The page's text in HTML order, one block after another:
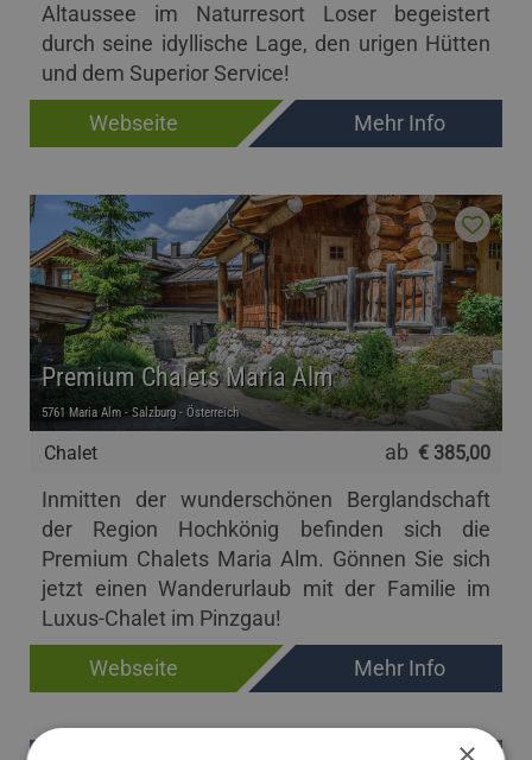
Altaussee im Naturresort Loser begeistert
durch seine idyllische Lage, den urigen Hütten
und dem Superior Service!
Webseite
Mehr Info
Chalet
Premium Chalets Maria Alm
5761 Maria Alm - Salzburg - Österreich
ab € 385,00
Inmitten der wunderschönen Berglandschaft
der Region Hochkönig befinden sich die
Premium Chalets Maria Alm. Gönnen Sie sich
jetzt einen Wanderurlaub mit der Familie im
Luxus-Chalet im Pinzgau!
Webseite
Mehr Info